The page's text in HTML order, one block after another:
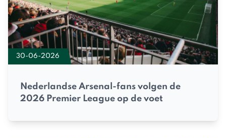
30-06-2026
Nederlandse Arsenal-fans volgen de
2026 Premier League op de voet